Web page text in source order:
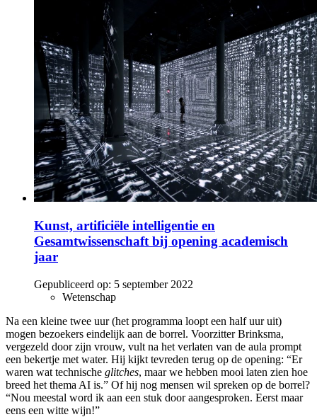
Kunst, artificiële intelligentie en
Gesamtwissenschaft bij opening academisch
jaar
Gepubliceerd op: 5 september 2022
Wetenschap
Na een kleine twee uur (het programma loopt een half uur uit)
mogen bezoekers eindelijk aan de borrel. Voorzitter Brinksma,
vergezeld door zijn vrouw, vult na het verlaten van de aula prompt
een bekertje met water. Hij kijkt tevreden terug op de opening: “Er
waren wat technische glitches, maar we hebben mooi laten zien hoe
breed het thema AI is.” Of hij nog mensen wil spreken op de borrel?
“Nou meestal word ik aan een stuk door aangesproken. Eerst maar
eens een witte wijn!”